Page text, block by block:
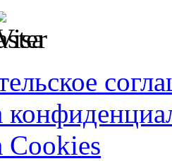
Cookies